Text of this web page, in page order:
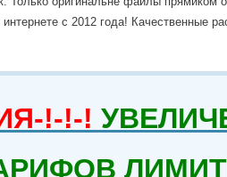
с 2012 года! Качественные
!-!-!